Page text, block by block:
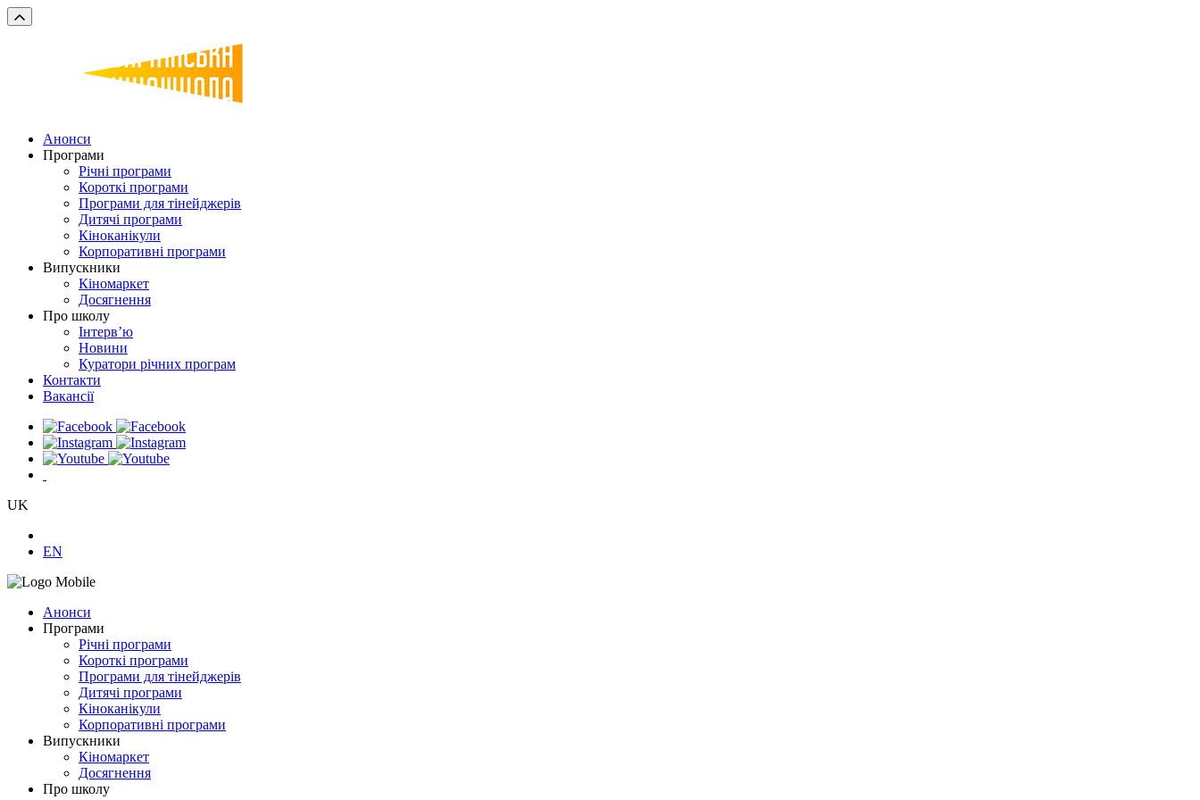
Анонси
Програми
Річні програми
Короткі програми
Програми для тінейджерів
Дитячі програми
Кіноканікули
Корпоративні програми
Випускники
Кіномаркет
Досягнення
Про школу
Інтерв’ю
Новини
Куратори річних програм
Контакти
Вакансії
UK
EN
Анонси
Програми
Річні програми
Короткі програми
Програми для тінейджерів
Дитячі програми
Кіноканікули
Корпоративні програми
Випускники
Кіномаркет
Досягнення
Про школу